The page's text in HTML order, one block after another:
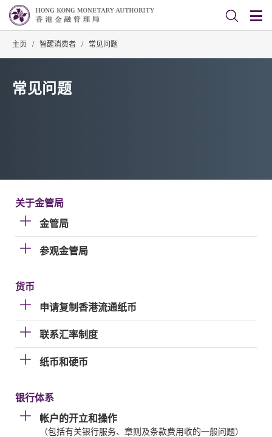
主页 / 智醒消费者 / 常见问题
常见问题
关于金管局
金管局
参观金管局
货币
申请复制香港流通纸币
联系汇率制度
纸币和硬币
银行体系
帐户的开立和操作
（包括有关银行服务、章则及条款费用收的一般问题）